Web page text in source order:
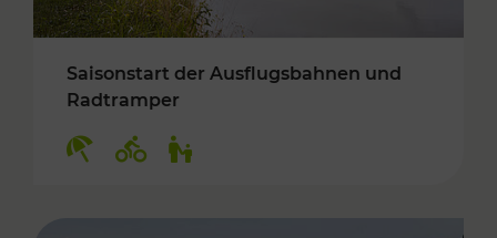
Saisonstart der Ausflugsbahnen und
Radtramper